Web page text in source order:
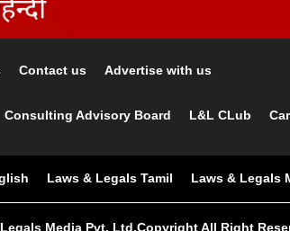
Contact us Advertise with us
Consulting Advisory Board L&L CLub
Laws & Legals Tamil Laws & Legals
Media Pvt. Ltd.Copyright All Right